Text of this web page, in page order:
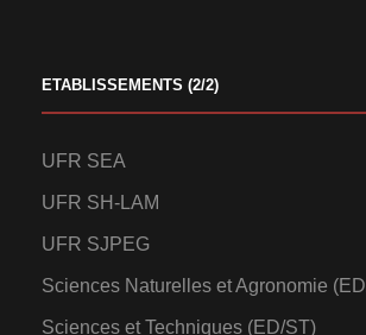
ETABLISSEMENTS (2/2)
UFR SEA
UFR SH-LAM
UFR SJPEG
Sciences Naturelles et Agronomie
Sciences et Techniques (ED/ST)